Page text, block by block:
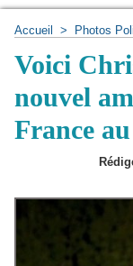
Accueil > Photos
Voici
nouvel
France